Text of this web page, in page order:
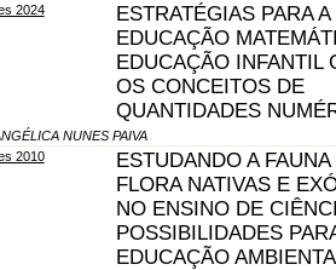
2024
ESTRATÉGIAS PARA A
EDUCAÇÃO
EDUCAÇÃO INFANTIL
OS CONCEITOS DE
QUANTIDADES
NUNES PAIVA
2010
ESTUDANDO A FAUNA
FLORA NATIVAS E
NO ENSINO DE
POSSIBILIDADES
EDUCAÇÃO